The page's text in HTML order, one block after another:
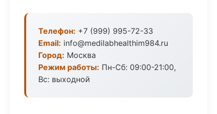
Телефон: +7 (999) 995-72-33
Email: info@medilabhealthim984.ru
Город: Москва
Режим работы: Пн-Сб: 09:00-21:00,
Вс: выходной